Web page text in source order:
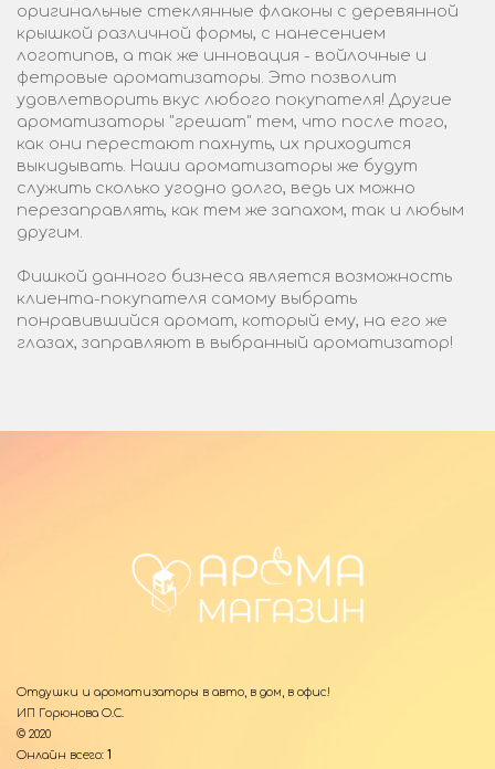
оригинальные стеклянные флаконы с деревянной
крышкой различной формы, с нанесением
логотипов, а так же инновация - войлочные и
фетровые ароматизаторы. Это позволит
удовлетворить вкус любого покупателя! Другие
ароматизаторы "грешат" тем, что после того,
как они перестают пахнуть, их приходится
выкидывать. Наши ароматизаторы же будут
служить сколько угодно долго, ведь их можно
перезаправлять, как тем же запахом, так и любым
другим.
Фишкой данного бизнеса является возможность
клиента-покупателя самому выбрать
понравившийся аромат, который ему, на его же
глазах, заправляют в выбранный ароматизатор!
Отдушки и ароматизаторы в авто, в дом, в офис!
ИП Горюнова О.С.
© 2020
Онлайн всего: 1